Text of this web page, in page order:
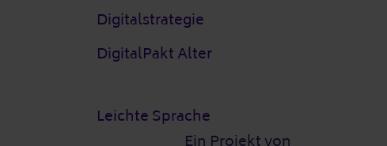
Digitalstrategie
DigitalPakt Alter
Leichte Sprache